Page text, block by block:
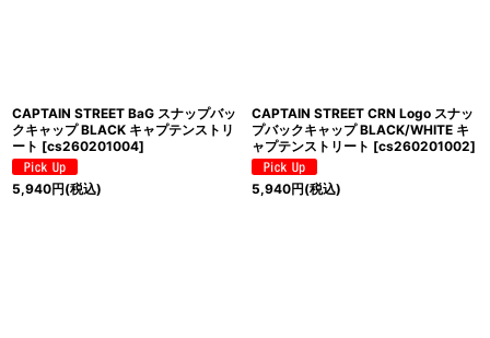
CAPTAIN STREET BaG スナップバッ
クキャップ BLACK キャプテンストリ
ート [cs260201004]
5,940円(税込)
CAPTAIN STREET CRN Logo スナッ
プバックキャップ BLACK/WHITE キ
ャプテンストリート [cs260201002]
5,940円(税込)